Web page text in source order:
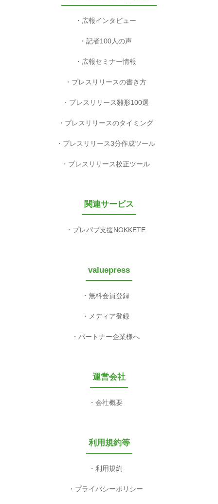
広報インタビュー
記者100人の声
広報セミナー情報
プレスリリースの書き方
プレスリリース雛形100選
プレスリリースのタイミング
プレスリリース3分作成ツール
プレスリリース校正ツール
関連サービス
プレパブ支援NOKKETE
valuepress
無料会員登録
メディア登録
パートナー企業様へ
運営会社
会社概要
利用規約等
利用規約
プライバシーポリシー